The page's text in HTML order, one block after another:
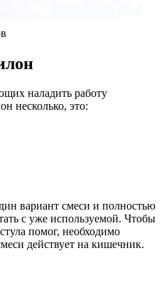
наладить работу
несколько, это:
вариант смеси и полностью
с уже используемой. Чтобы
помог, необходимо
действует на кишечник.